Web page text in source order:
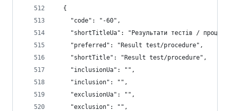
  {
    "code": "-60",
"shortTitleUa": "Результати тестів /
    "preferred": "Result test/procedure",
    "shortTitle": "Result test/procedure",
    "inclusionUa": "",
    "inclusion": "",
    "exclusionUa": "",
    "exclusion": "",